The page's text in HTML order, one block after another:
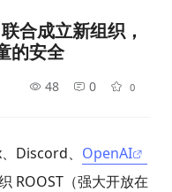
合成立新组织，
的安全
48 0 0
Discord、 OpenAI
ROOST（强大开放在